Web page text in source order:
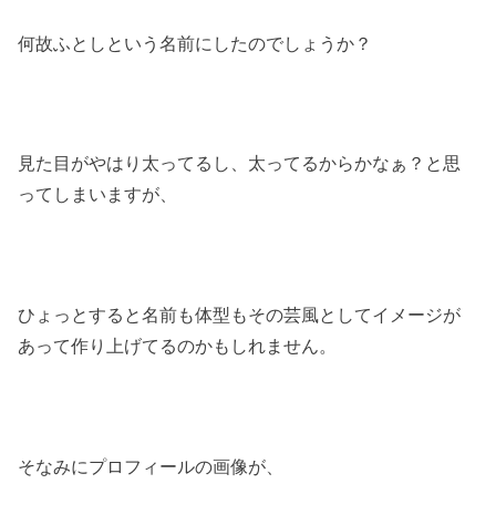
何故ふとしという名前にしたのでしょうか？
見た目がやはり太ってるし、太ってるからかなぁ？と思
ってしまいますが、
ひょっとすると名前も体型もその芸風としてイメージが
あって作り上げてるのかもしれません。
そなみにプロフィールの画像が、